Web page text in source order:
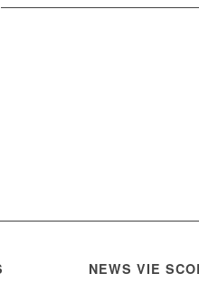
NEWS VIE